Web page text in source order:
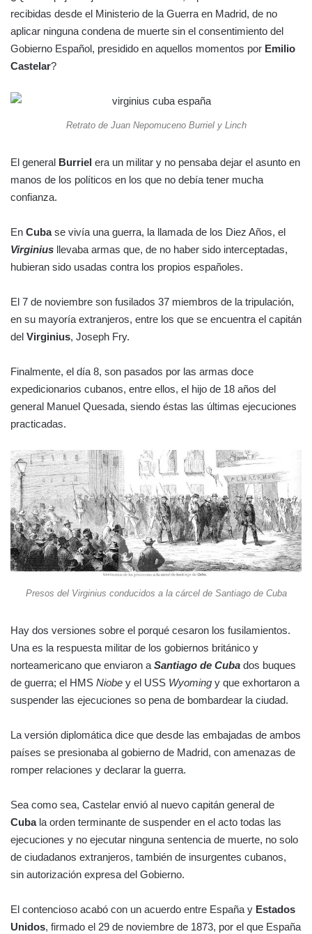
recibidas desde el Ministerio de la Guerra en Madrid, de no
aplicar ninguna condena de muerte sin el consentimiento del
Gobierno Español, presidido en aquellos momentos por Emilio
Castelar?
Retrato de Juan Nepomuceno Burriel y Linch
El general Burriel era un militar y no pensaba dejar el asunto en
manos de los políticos en los que no debía tener mucha
confianza.
En Cubase vivía una guerra, la llamada de los Diez Años, el
Virginius llevaba armas que, de no haber sido interceptadas,
hubieran sido usadas contra los propios españoles.
El 7 de noviembre son fusilados 37 miembros de la tripulación,
en su mayoría extranjeros, entre los que se encuentra el capitán
del Virginius, Joseph Fry.
Finalmente, el día 8, son pasados por las armas doce
expedicionarios cubanos, entre ellos, el hijo de 18 años del
general Manuel Quesada, siendo éstas las últimas ejecuciones
practicadas.
Presos del Virginius conducidos a la cárcel de Santiago de Cuba
Hay dos versiones sobre el porqué cesaron los fusilamientos.
Una es la respuesta militar de los gobiernos británico y
norteamericano que enviaron a Santiago de Cuba dos buques
de guerra; el HMS Niobe y el USS Wyoming y que exhortaron a
suspender las ejecuciones so pena de bombardear la ciudad.
La versión diplomática dice que desde las embajadas de ambos
países se presionaba al gobierno de Madrid, con amenazas de
romper relaciones y declarar la guerra.
Sea como sea, Castelar envió al nuevo capitán general de
Cubala orden terminante de suspender en el acto todas las
ejecuciones y no ejecutar ninguna sentencia de muerte, no solo
de ciudadanos extranjeros, también de insurgentes cubanos,
sin autorización expresa del Gobierno.
El contencioso acabó con un acuerdo entre España y Estados
Unidos, firmado el 29 de noviembre de 1873, por el que España